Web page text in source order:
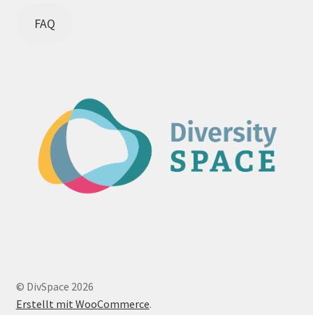
FAQ
© DivSpace 2026
Erstellt mit WooCommerce.